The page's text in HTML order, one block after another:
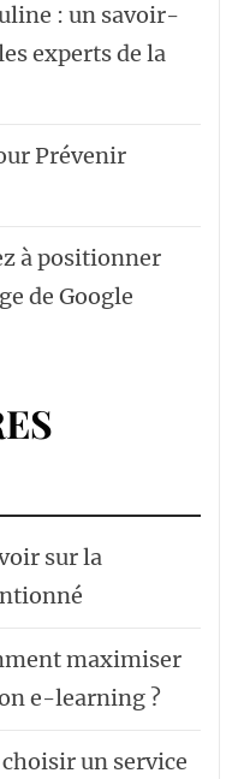
: un savoir-
experts de la
Prévenir
à positionner
de Google
sur la
maximiser
e-learning ?
un service